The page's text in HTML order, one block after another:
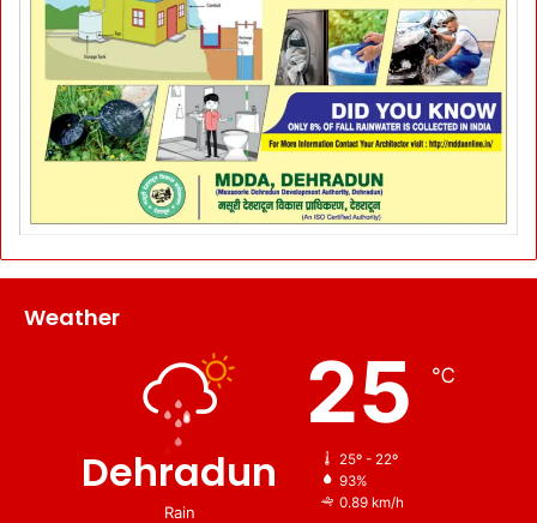
Weather
Dehradun
Rain
25 ℃
25º - 22º
93%
0.89 km/h